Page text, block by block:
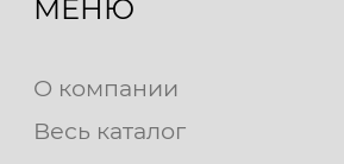
МЕНЮ
О компании
Весь каталог